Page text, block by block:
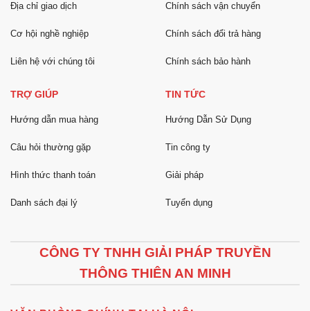
Địa chỉ giao dịch
Cơ hội nghề nghiệp
Liên hệ với chúng tôi
Chính sách vận chuyển
Chính sách đổi trả hàng
Chính sách bảo hành
TRỢ GIÚP
Hướng dẫn mua hàng
Câu hỏi thường gặp
Hình thức thanh toán
Danh sách đại lý
TIN TỨC
Hướng Dẫn Sử Dụng
Tin công ty
Giải pháp
Tuyển dụng
CÔNG TY TNHH GIẢI PHÁP TRUYỀN
THÔNG THIÊN AN MINH